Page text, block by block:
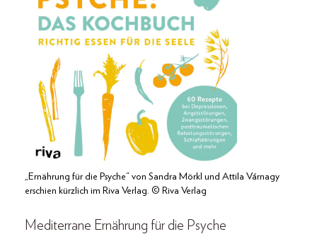
„Ernährung für die Psyche“ von Sandra Mörkl und Attila Várnagy
erschien kürzlich im Riva Verlag. © Riva Verlag
Mediterrane Ernährung für die Psyche